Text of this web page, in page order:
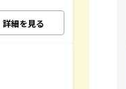
詳細を見る